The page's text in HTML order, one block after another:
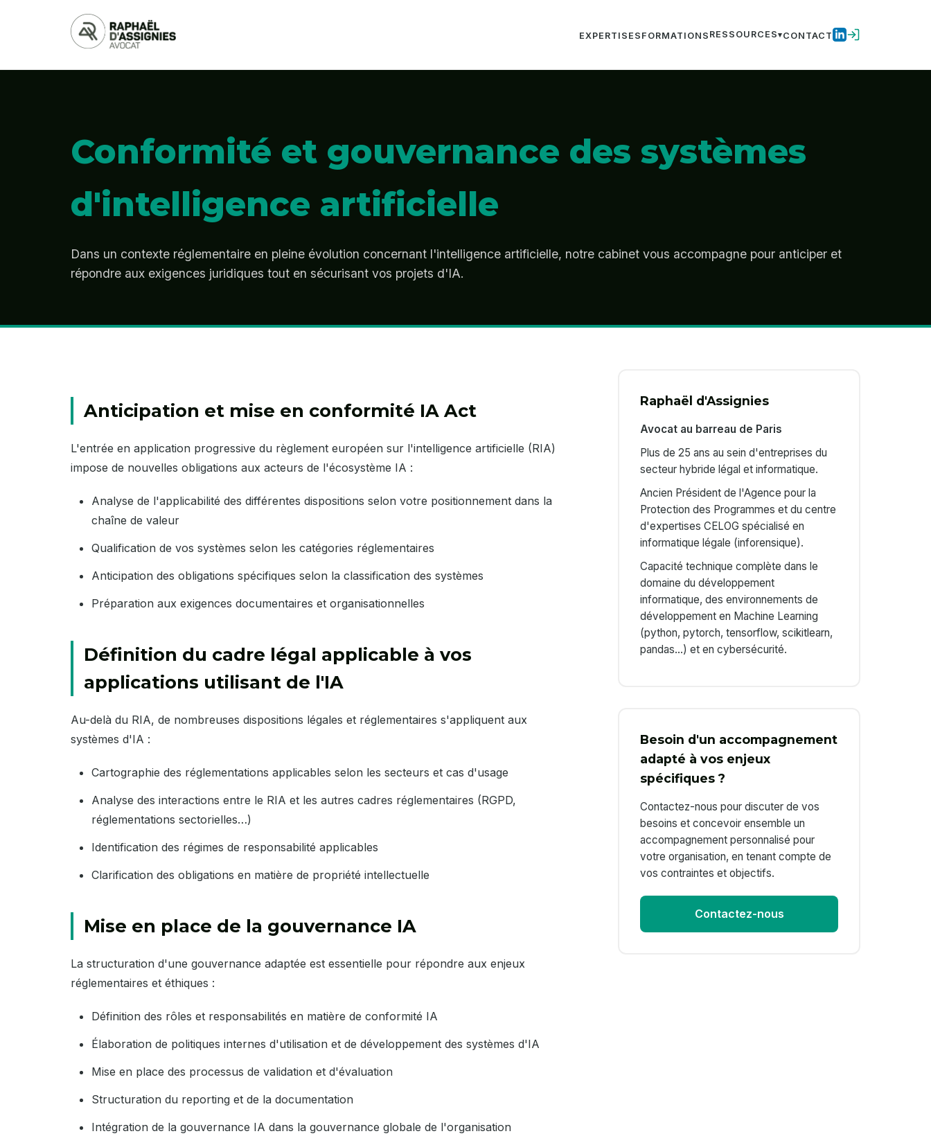
EXPERTISES FORMATIONS RESSOURCES CONTACT
Conformité et gouvernance des systèmes
d'intelligence artificielle
Dans un contexte réglementaire en pleine évolution concernant l'intelligence artificielle, notre cabinet vous accompagne pour anticiper et
répondre aux exigences juridiques tout en sécurisant vos projets d'IA.
Anticipation et mise en conformité IA Act
L'entrée en application progressive du règlement européen sur l'intelligence artificielle (RIA)
impose de nouvelles obligations aux acteurs de l'écosystème IA :
Analyse de l'applicabilité des différentes dispositions selon votre positionnement dans la
chaîne de valeur
Qualification de vos systèmes selon les catégories réglementaires
Anticipation des obligations spécifiques selon la classification des systèmes
Préparation aux exigences documentaires et organisationnelles
Définition du cadre légal applicable à vos
applications utilisant de l'IA
Au-delà du RIA, de nombreuses dispositions légales et réglementaires s'appliquent aux
systèmes d'IA :
Cartographie des réglementations applicables selon les secteurs et cas d'usage
Analyse des interactions entre le RIA et les autres cadres réglementaires (RGPD,
réglementations sectorielles…)
Identification des régimes de responsabilité applicables
Clarification des obligations en matière de propriété intellectuelle
Mise en place de la gouvernance IA
La structuration d'une gouvernance adaptée est essentielle pour répondre aux enjeux
réglementaires et éthiques :
Définition des rôles et responsabilités en matière de conformité IA
Élaboration de politiques internes d'utilisation et de développement des systèmes d'IA
Mise en place des processus de validation et d'évaluation
Structuration du reporting et de la documentation
Intégration de la gouvernance IA dans la gouvernance globale de l'organisation
Raphaël d'Assignies
Avocat au barreau de Paris
Plus de 25 ans au sein d'entreprises du
secteur hybride légal et informatique.
Ancien Président de l'Agence pour la
Protection des Programmes et du centre
d'expertises CELOG spécialisé en
informatique légale (inforensique).
Capacité technique complète dans le
domaine du développement
informatique, des environnements de
développement en Machine Learning
(python, pytorch, tensorflow, scikitlearn,
pandas…) et en cybersécurité.
Besoin d'un accompagnement
adapté à vos enjeux
spécifiques ?
Contactez-nous pour discuter de vos
besoins et concevoir ensemble un
accompagnement personnalisé pour
votre organisation, en tenant compte de
vos contraintes et objectifs.
Contactez-nous